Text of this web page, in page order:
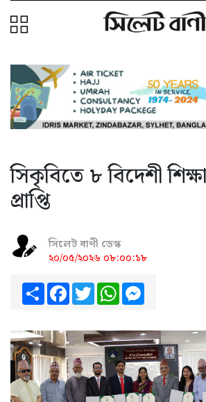
সিকৃবিতে ৮ বিদেশী
প্রাপ্তি
সিলেট বাণী ডেস্ক
২০/০৫/২০২৬ ০৮:০০:১৮
ShareFacebook
TwitterWhatsApp